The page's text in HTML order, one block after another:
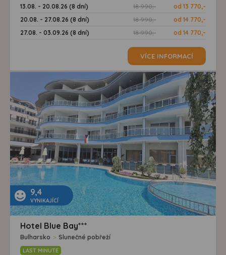
13.08. - 20.08.26 (8 dní) 18 990,-
od 13 770,-
20.08. - 27.08.26 (8 dní)
18 990,-
od 14 770,-
27.08. - 03.09.26 (8 dní)
18 990,- od 14 770,-
VÍCE INFORMACÍ
9,4
VYNIKAJÍCÍ
Hotel Blue Bay***
Bulharsko > Slunečné pobřeží
LAST MINUTE